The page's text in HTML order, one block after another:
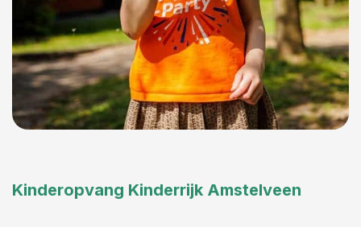
Kinderopvang Kinderrijk Amstelveen